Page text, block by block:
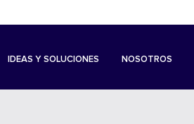
IDEAS Y SOLUCIONES NOSOTROS